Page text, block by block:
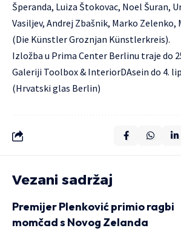
Šperanda, Luiza Štokovac, Noel Šuran,
Vasiljev, Andrej Zbašnik, Marko
(Die Künstler Groznjan Künstlerkreis).
Izložba u Prima Center Berlinu traje do
Galeriji Toolbox & InteriorDAsein do 4.
(Hrvatski glas Berlin)
Vezani sadržaj
Premijer Plenković primio ragbi
momčad s Novog Zelanda